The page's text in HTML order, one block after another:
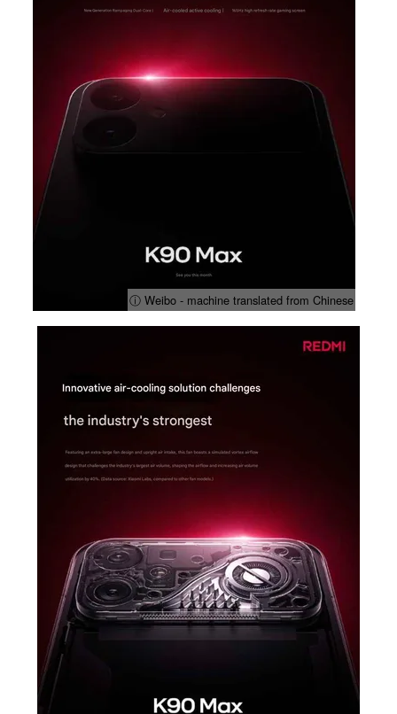
ⓘ Weibo - machine translated from Chinese